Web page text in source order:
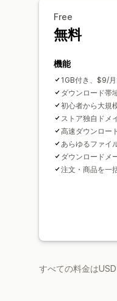
Free
無料
機能
1GB付き、$9/
ダウンロード帯
初心者から大規
ストア独自ドメ
高速ダウンロー
あらゆるファイ
ダウンロードメ
注文・商品を一
すべての料金は